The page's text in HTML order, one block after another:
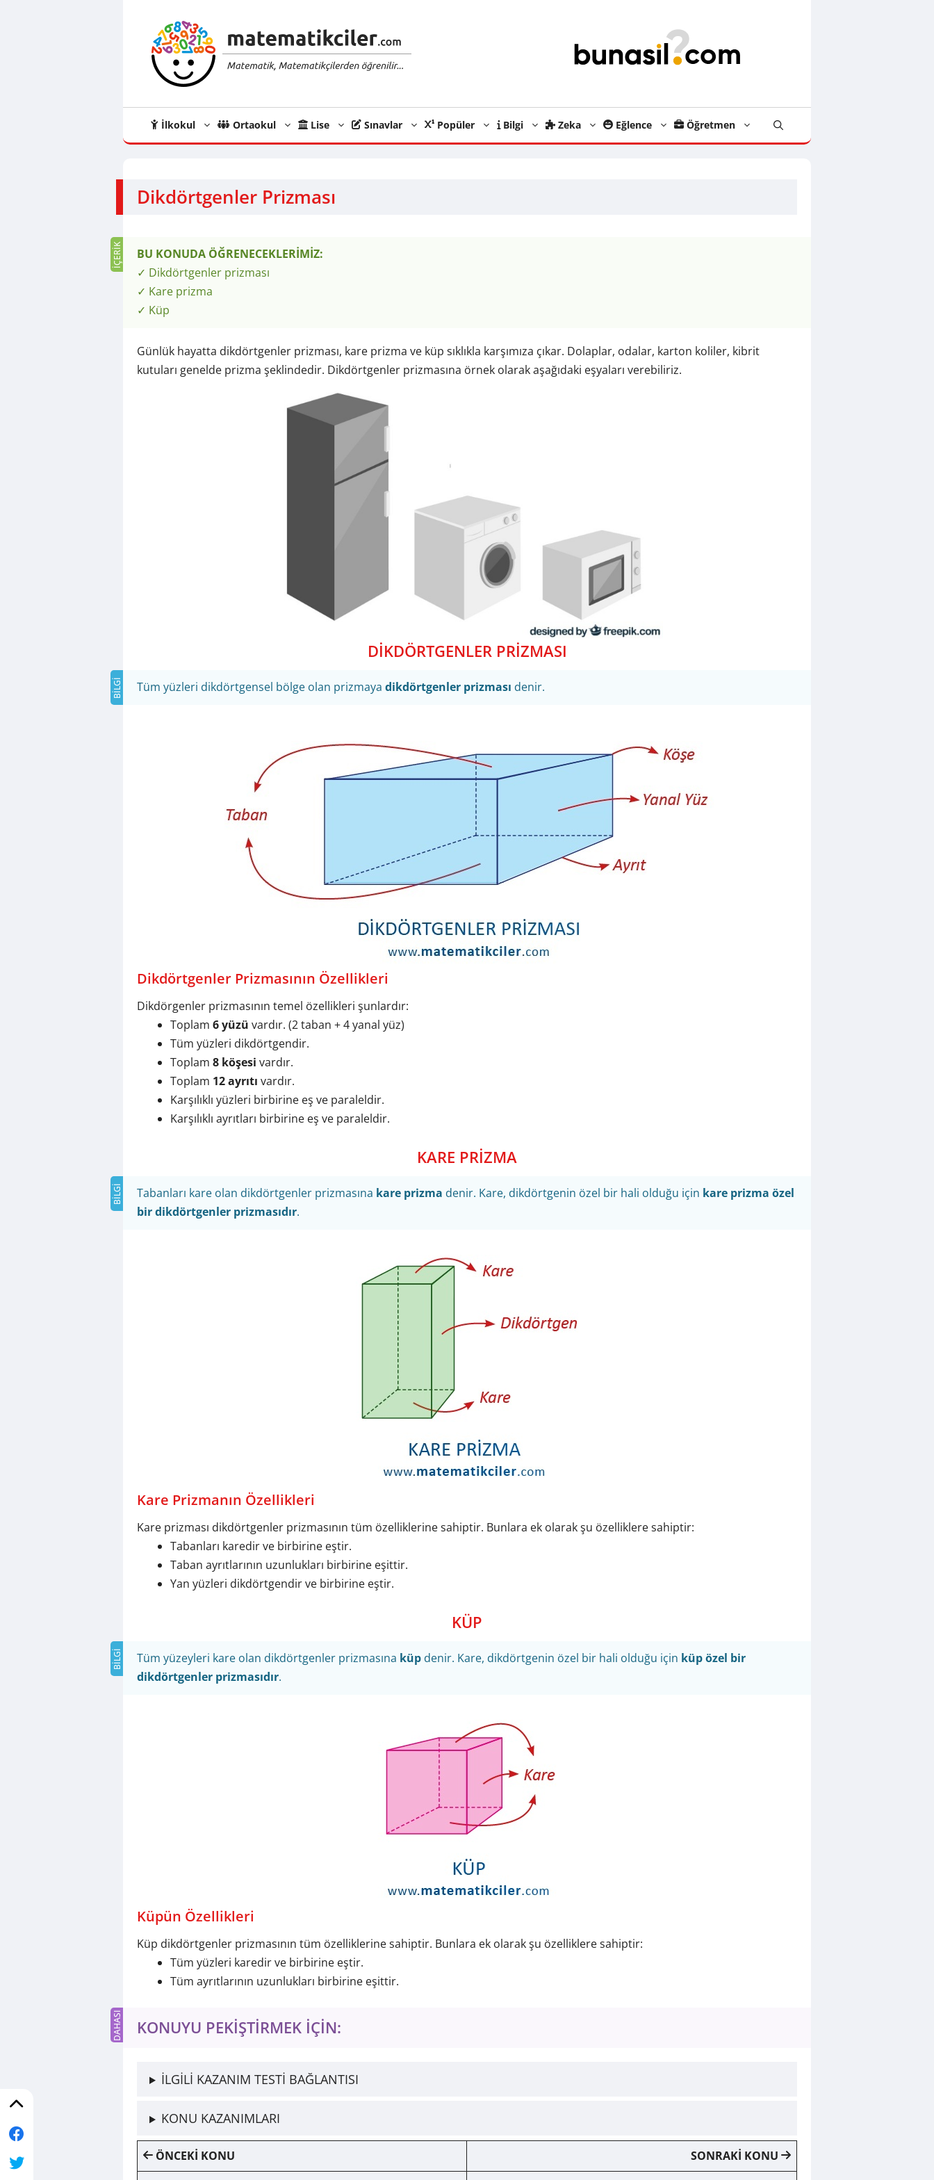
İlkokul Ortaokul Lise Sınavlar Popüler Bilgi Zeka Eğlence Öğretmen
Dikdörtgenler Prizması
BU KONUDA ÖĞRENECEKLERİMİZ:
✓ Dikdörtgenler prizması
✓ Kare prizma
✓ Küp
Günlük hayatta dikdörtgenler prizması, kare prizma ve küp sıklıkla karşımıza çıkar. Dolaplar, odalar, karton koliler, kibrit
kutuları genelde prizma şeklindedir. Dikdörtgenler prizmasına örnek olarak aşağıdaki eşyaları verebiliriz.
DİKDÖRTGENLER PRİZMASI
Tüm yüzleri dikdörtgensel bölge olan prizmaya dikdörtgenler prizması denir.
Dikdörtgenler Prizmasının Özellikleri
Dikdörgenler prizmasının temel özellikleri şunlardır:
Toplam 6 yüzü vardır. (2 taban + 4 yanal yüz)
Tüm yüzleri dikdörtgendir.
Toplam 8 köşesi vardır.
Toplam 12 ayrıtı vardır.
Karşılıklı yüzleri birbirine eş ve paraleldir.
Karşılıklı ayrıtları birbirine eş ve paraleldir.
KARE PRİZMA
Tabanları kare olan dikdörtgenler prizmasına kare prizma denir. Kare, dikdörtgenin özel bir hali olduğu için kare prizma özel
bir dikdörtgenler prizmasıdır.
Kare Prizmanın Özellikleri
Kare prizması dikdörtgenler prizmasının tüm özelliklerine sahiptir. Bunlara ek olarak şu özelliklere sahiptir:
Tabanları karedir ve birbirine eştir.
Taban ayrıtlarının uzunlukları birbirine eşittir.
Yan yüzleri dikdörtgendir ve birbirine eştir.
KÜP
Tüm yüzeyleri kare olan dikdörtgenler prizmasına küp denir. Kare, dikdörtgenin özel bir hali olduğu için küp özel bir
dikdörtgenler prizmasıdır.
Küpün Özellikleri
Küp dikdörtgenler prizmasının tüm özelliklerine sahiptir. Bunlara ek olarak şu özelliklere sahiptir:
Tüm yüzleri karedir ve birbirine eştir.
Tüm ayrıtlarının uzunlukları birbirine eşittir.
KONUYU PEKİŞTİRMEK İÇİN:
İLGİLİ KAZANIM TESTİ BAĞLANTISI
KONU KAZANIMLARI
ÖNCEKİ KONU
SONRAKİ KONU